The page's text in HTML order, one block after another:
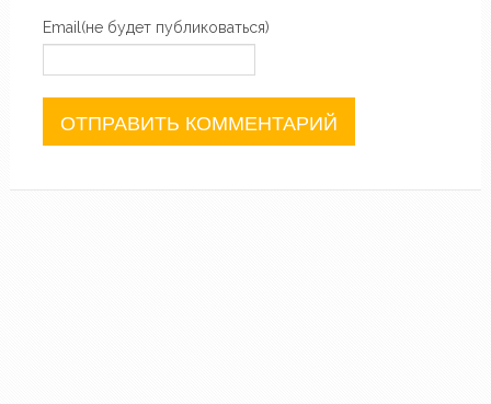
Email(не будет публиковаться)